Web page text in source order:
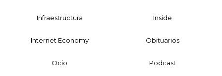
Infraestructura Inside
Internet Economy Obituarios
Ocio Podcast